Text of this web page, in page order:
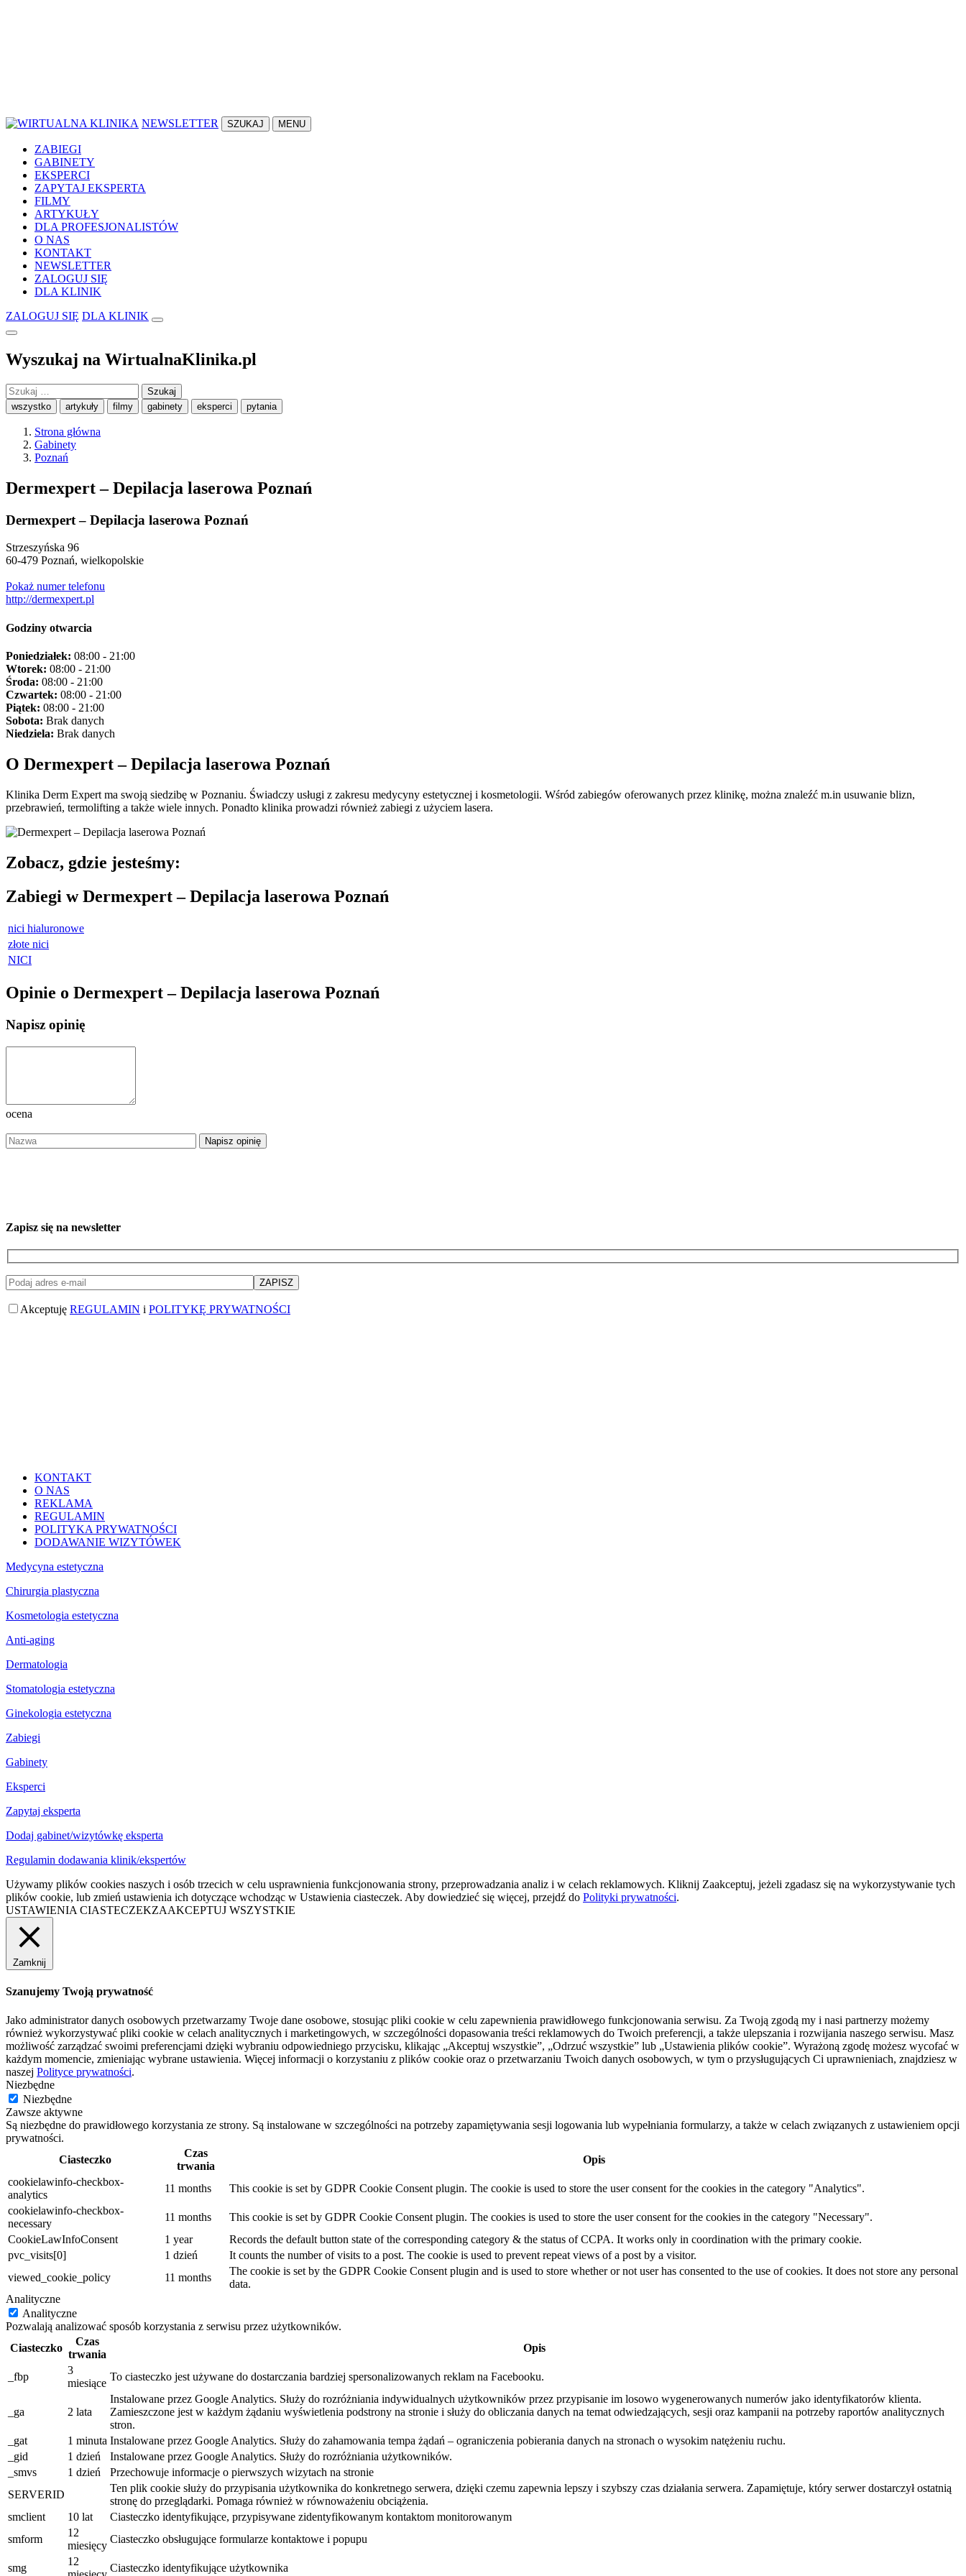
NEWSLETTER SZUKAJ MENU
ZABIEGI
GABINETY
EKSPERCI
ZAPYTAJ EKSPERTA
FILMY
ARTYKUŁY
DLA PROFESJONALISTÓW
O NAS
KONTAKT
NEWSLETTER
ZALOGUJ SIĘ
DLA KLINIK
ZALOGUJ SIĘ DLA KLINIK
Wyszukaj na WirtualnaKlinika.pl
Szukaj:
wszystko artykuły filmy gabinety eksperci pytania
Strona główna
Gabinety
Poznań
Dermexpert – Depilacja laserowa Poznań
Dermexpert – Depilacja laserowa Poznań
Strzeszyńska 96
60-479 Poznań, wielkopolskie
Pokaż numer telefonu
http://dermexpert.pl
Godziny otwarcia
Poniedziałek: 08:00 - 21:00
Wtorek: 08:00 - 21:00
Środa: 08:00 - 21:00
Czwartek: 08:00 - 21:00
Piątek: 08:00 - 21:00
Sobota: Brak danych
Niedziela: Brak danych
O Dermexpert – Depilacja laserowa Poznań
Klinika Derm Expert ma swoją siedzibę w Poznaniu. Świadczy usługi z zakresu medycyny estetycznej i kosmetologii. Wśród zabiegów oferowanych przez klinikę, można znaleźć m.in usuwanie blizn,
przebrawień, termolifting a także wiele innych. Ponadto klinika prowadzi również zabiegi z użyciem lasera.
Zobacz, gdzie jesteśmy:
Zabiegi w Dermexpert – Depilacja laserowa Poznań
nici hialuronowe
złote nici
NICI
Opinie o Dermexpert – Depilacja laserowa Poznań
Napisz opinię
ocena
Zapisz się na newsletter
Akceptuję REGULAMIN i POLITYKĘ PRYWATNOŚCI
KONTAKT
O NAS
REKLAMA
REGULAMIN
POLITYKA PRYWATNOŚCI
DODAWANIE WIZYTÓWEK
Medycyna estetyczna
Chirurgia plastyczna
Kosmetologia estetyczna
Anti-aging
Dermatologia
Stomatologia estetyczna
Ginekologia estetyczna
Zabiegi
Gabinety
Eksperci
Zapytaj eksperta
Dodaj gabinet/wizytówkę eksperta
Regulamin dodawania klinik/ekspertów
Używamy plików cookies naszych i osób trzecich w celu usprawnienia funkcjonowania strony, przeprowadzania analiz i w celach reklamowych. Kliknij Zaakceptuj, jeżeli zgadasz się na wykorzystywanie tych
plików cookie, lub zmień ustawienia ich dotyczące wchodząc w Ustawienia ciasteczek. Aby dowiedzieć się więcej, przejdź do Polityki prywatności.
USTAWIENIA CIASTECZEKZAAKCEPTUJ WSZYSTKIE
Zamknij
Szanujemy Twoją prywatność
Jako administrator danych osobowych przetwarzamy Twoje dane osobowe, stosując pliki cookie w celu zapewnienia prawidłowego funkcjonowania serwisu. Za Twoją zgodą my i nasi partnerzy możemy
również wykorzystywać pliki cookie w celach analitycznych i marketingowych, w szczególności dopasowania treści reklamowych do Twoich preferencji, a także ulepszania i rozwijania naszego serwisu. Masz
możliwość zarządzać swoimi preferencjami dzięki wybraniu odpowiedniego przycisku, klikając „Akceptuj wszystkie”, „Odrzuć wszystkie” lub „Ustawienia plików cookie”. Wyrażoną zgodę możesz wycofać w
każdym momencie, zmieniając wybrane ustawienia. Więcej informacji o korzystaniu z plików cookie oraz o przetwarzaniu Twoich danych osobowych, w tym o przysługujących Ci uprawnieniach, znajdziesz w
naszej Polityce prywatności.
Niezbędne
Niezbędne
Zawsze aktywne
Są niezbędne do prawidłowego korzystania ze strony. Są instalowane w szczególności na potrzeby zapamiętywania sesji logowania lub wypełniania formularzy, a także w celach związanych z ustawieniem opcji
prywatności.
Ciasteczko
Czas
trwania
Opis
cookielawinfo-checkbox-
analytics
11 months
This cookie is set by GDPR Cookie Consent plugin. The cookie is used to store the user consent for the cookies in the category "Analytics".
cookielawinfo-checkbox-
necessary
11 months
This cookie is set by GDPR Cookie Consent plugin. The cookies is used to store the user consent for the cookies in the category "Necessary".
CookieLawInfoConsent
1 year
Records the default button state of the corresponding category & the status of CCPA. It works only in coordination with the primary cookie.
pvc_visits[0]
1 dzień
It counts the number of visits to a post. The cookie is used to prevent repeat views of a post by a visitor.
viewed_cookie_policy
11 months
The cookie is set by the GDPR Cookie Consent plugin and is used to store whether or not user has consented to the use of cookies. It does not store any personal
data.
Analityczne
Analityczne
Pozwalają analizować sposób korzystania z serwisu przez użytkowników.
Ciasteczko
Czas
trwania
Opis
_fbp
3
miesiące
To ciasteczko jest używane do dostarczania bardziej spersonalizowanych reklam na Facebooku.
_ga 2 lata
Instalowane przez Google Analytics. Służy do rozróżniania indywidualnych użytkowników przez przypisanie im losowo wygenerowanych numerów jako identyfikatorów klienta.
Zamieszczone jest w każdym żądaniu wyświetlenia podstrony na stronie i służy do obliczania danych na temat odwiedzających, sesji oraz kampanii na potrzeby raportów analitycznych
stron.
_gat
1 minuta Instalowane przez Google Analytics. Służy do zahamowania tempa żądań – ograniczenia pobierania danych na stronach o wysokim natężeniu ruchu.
_gid
1 dzień
Instalowane przez Google Analytics. Służy do rozróżniania użytkowników.
_smvs
1 dzień
Przechowuje informacje o pierwszych wizytach na stronie
SERVERID
Ten plik cookie służy do przypisania użytkownika do konkretnego serwera, dzięki czemu zapewnia lepszy i szybszy czas działania serwera. Zapamiętuje, który serwer dostarczył ostatnią
stronę do przeglądarki. Pomaga również w równoważeniu obciążenia.
smclient
10 lat
Ciasteczko identyfikujące, przypisywane zidentyfikowanym kontaktom monitorowanym
smform
12
miesięcy
Ciasteczko obsługujące formularze kontaktowe i popupu
smg
12
Ciasteczko identyfikujące użytkownika